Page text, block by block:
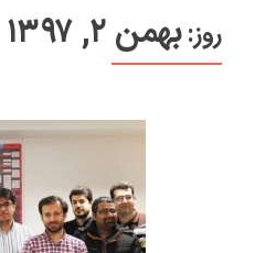
روز:بهمن ۲, ۱۳۹۷